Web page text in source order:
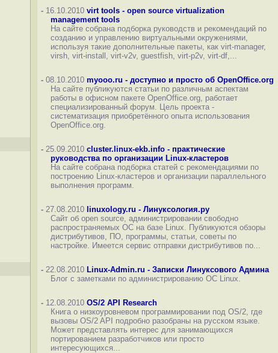
- 16.10.2010 virt tools - open source virtualization
management tools
На сайте собрана подборка руководств и рекомендаций по
созданию и управлению виртуальными окружениями,
используя такие дополнительные пакеты, как virt-manager,
virsh, virt-install, virt-v2v, guestfish, virt-p2v, virt-df,...
- 08.10.2010 myooo.ru - доступно и просто об OpenOffice.org
На сайте публикуются статьи по различным аспектам
работы в офисном пакете OpenOffice.org, работает
специализированный форум. Цель проекта -
систематизация приобретённого опыта использования
OpenOffice.org.
- 25.09.2010 cluster.linux-ekb.info - практические
руководства по организации Linux-кластеров
На сайте собрана подборка статей с рекомендациями по
построению Linux-кластеров и организации параллельного
выполнения программ.
- 27.08.2010 linuxology.ru - Линуксология.ру
Сайт об open source, администрировании свободно
распространяемых ОС на базе Linux. Публикуются обзоры
дистрибутивов, ПО, программы, статьи, советы по
настройке. Имеется сервис отправки дистрибутивов по...
- 22.08.2010 Linux-Admin.ru - Записки Линуксового Админа
Блог с заметками по администрированию ОС Linux.
- 12.08.2010 OS/2 API Research
Книга о низкоуровневом программировании под OS/2, где
вызовы OS/2 API подробно разобраны на русском языке.
Может представлять интерес для занимающихся
портированием разработчиков или просто
интересующихся...